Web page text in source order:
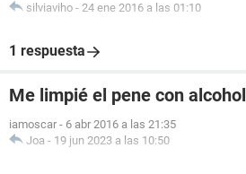
silviaviho - 24 ene 2016 a las 01:10
1 respuesta
Me limpié el pene con alcohol
iamoscar - 6 abr 2016 a las 21:35
Joa - 19 jun 2023 a las 10:50